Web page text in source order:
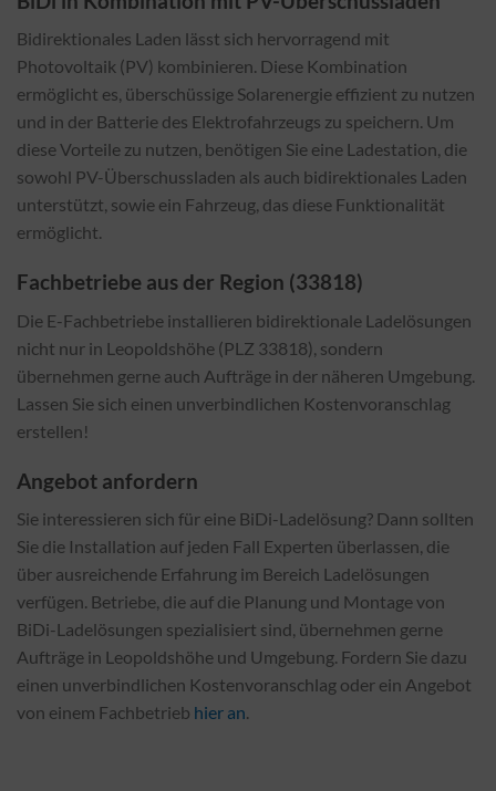
Bidirektionales Laden lässt sich hervorragend mit
Photovoltaik (PV) kombinieren. Diese Kombination
ermöglicht es, überschüssige Solarenergie effizient zu nutzen
und in der Batterie des Elektrofahrzeugs zu speichern. Um
diese Vorteile zu nutzen, benötigen Sie eine Ladestation, die
sowohl PV-Überschussladen als auch bidirektionales Laden
unterstützt, sowie ein Fahrzeug, das diese Funktionalität
ermöglicht.
Fachbetriebe aus der Region (33818)
Die E-Fachbetriebe installieren bidirektionale Ladelösungen
nicht nur in Leopoldshöhe (PLZ 33818), sondern
übernehmen gerne auch Aufträge in der näheren Umgebung.
Lassen Sie sich einen unverbindlichen Kostenvoranschlag
erstellen!
Angebot anfordern
Sie interessieren sich für eine BiDi-Ladelösung? Dann sollten
Sie die Installation auf jeden Fall Experten überlassen, die
über ausreichende Erfahrung im Bereich Ladelösungen
verfügen. Betriebe, die auf die Planung und Montage von
BiDi-Ladelösungen spezialisiert sind, übernehmen gerne
Aufträge in Leopoldshöhe und Umgebung. Fordern Sie dazu
einen unverbindlichen Kostenvoranschlag oder ein Angebot
von einem Fachbetrieb hier an.